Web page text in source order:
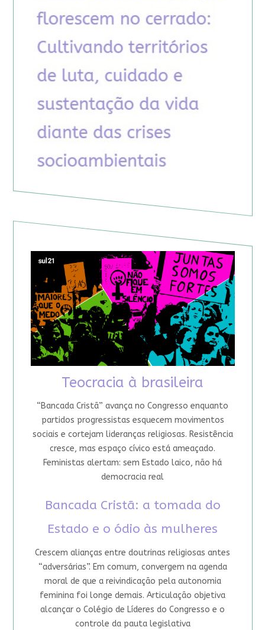
Teocracia à brasileira
“Bancada Cristã” avança no Congresso enquanto
partidos progressistas esquecem movimentos
sociais e cortejam lideranças religiosas. Resistência
cresce, mas espaço cívico está ameaçado.
Feministas alertam: sem Estado laico, não há
democracia real
Bancada Cristã: a tomada do
Estado e o ódio às mulheres
Crescem alianças entre doutrinas religiosas antes
“adversárias”. Em comum, convergem na agenda
moral de que a reivindicação pela autonomia
feminina foi longe demais. Articulação objetiva
alcançar o Colégio de Líderes do Congresso e o
controle da pauta legislativa